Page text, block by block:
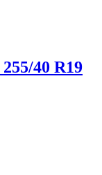
255/40 R19